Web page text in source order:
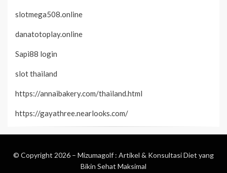
slotmega508.online
danatotoplay.online
Sapi88 login
slot thailand
https://annaibakery.com/thailand.html
https://gayathree.nearlooks.com/
© Copyright 2026 – Mizumagolf : Artikel & Konsultasi Diet yang
Bikin Sehat Maksimal